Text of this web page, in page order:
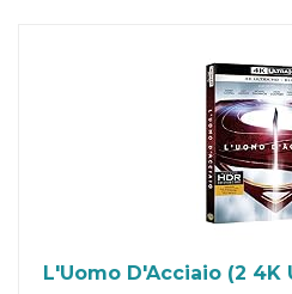
L'Uomo D'Acciaio (2 4K